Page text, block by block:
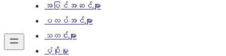
အပြင်အဆင်များ
ပလပ်အင်များ
သတင်းများ
ပံ့ပိုးမှု